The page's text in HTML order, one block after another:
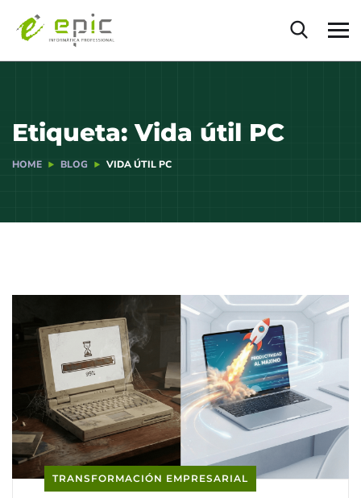
Etiqueta:Vida útil PC
HOME BLOG VIDA ÚTIL PC
TRANSFORMACIÓN EMPRESARIAL